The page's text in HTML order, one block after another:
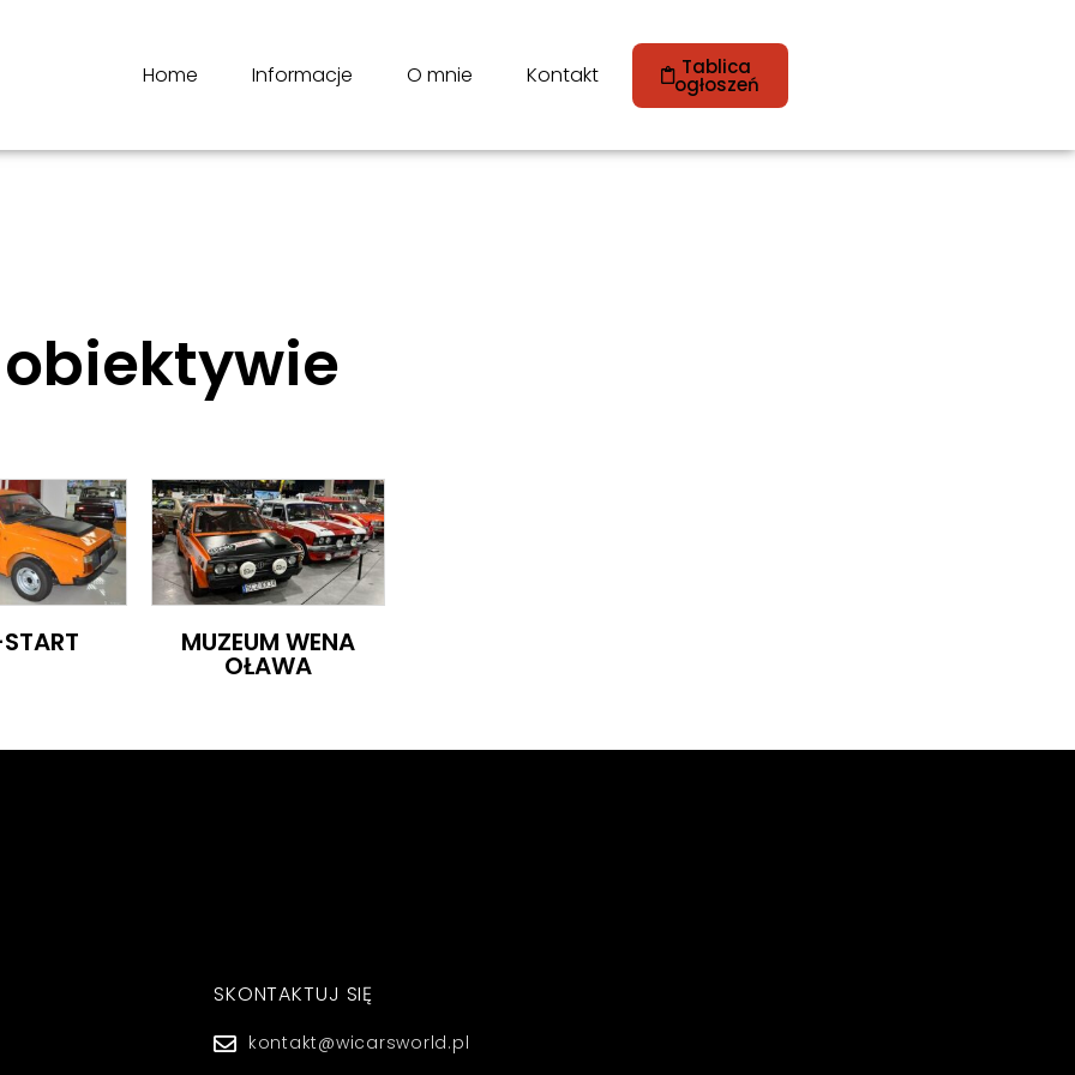
Home Informacje O mnie Kontakt Tablica
ogłoszeń
MUZEUM WENA
OŁAWA
SKONTAKTUJ SIĘ
kontakt@wicarsworld.pl